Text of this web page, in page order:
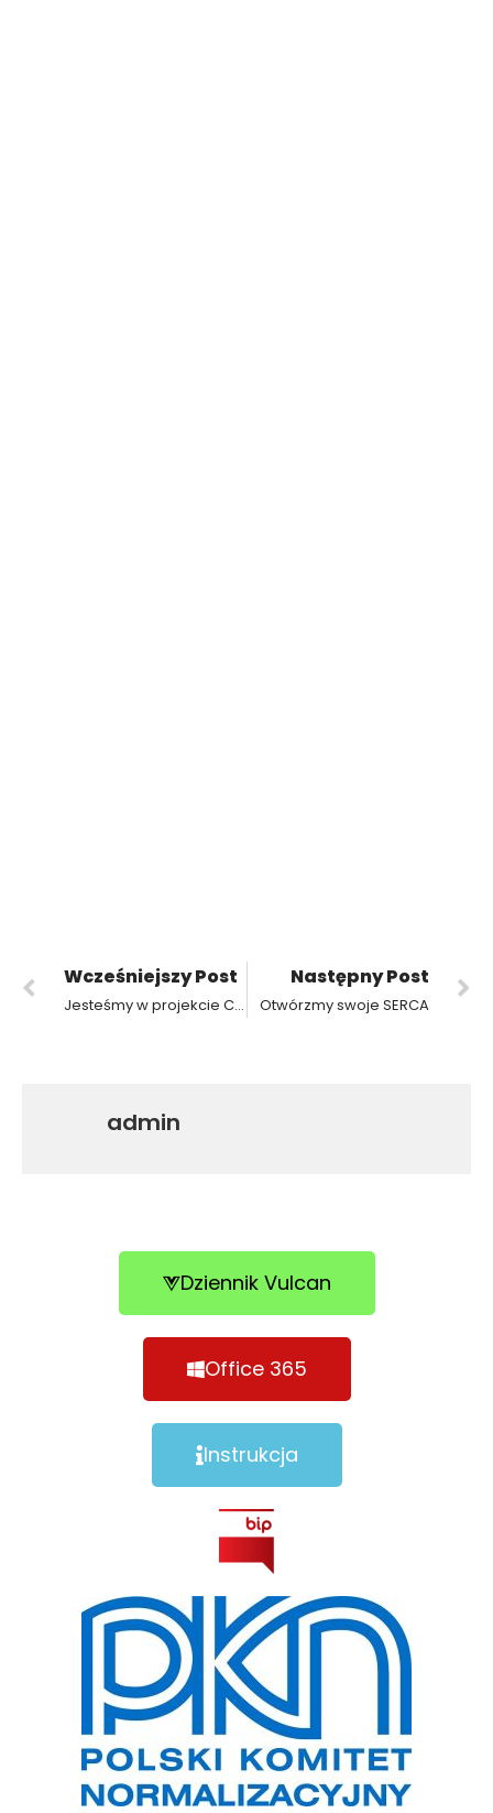
Wcześniejszy Post
Jesteśmy w projekcie Centrum Mistrzostwa Informatycznego.
Następny Post
Otwórzmy swoje SERCA
admin
Dziennik Vulcan
Office 365
Instrukcja